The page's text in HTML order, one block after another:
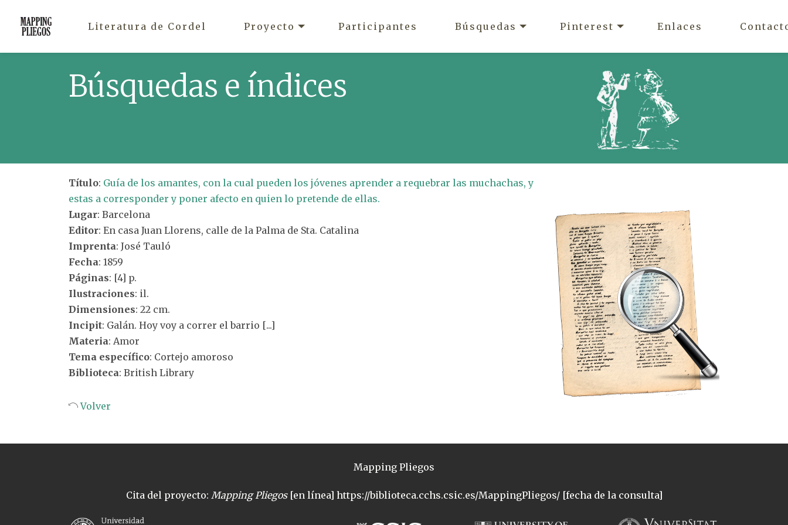
Literatura de Cordel Proyecto Participantes Búsquedas Pinterest Enlaces
Búsquedas e índices
Título: Guía de los amantes, con la cual pueden los jóvenes aprender a requebrar las muchachas, y
estas a corresponder y poner afecto en quien lo pretende de ellas.
Lugar: Barcelona
Editor: En casa Juan Llorens, calle de la Palma de Sta. Catalina
Imprenta: José Tauló
Fecha: 1859
Páginas: [4] p.
Ilustraciones: il.
Dimensiones: 22 cm.
Incipit: Galán. Hoy voy a correr el barrio [...]
Materia: Amor
Tema específico: Cortejo amoroso
Biblioteca: British Library
Volver
Mapping Pliegos
Cita del proyecto: Mapping Pliegos[en línea] https://biblioteca.cchs.csic.es/MappingPliegos/ [fecha de la consulta]